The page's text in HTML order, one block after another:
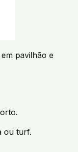
pavilhão e
ou turf.